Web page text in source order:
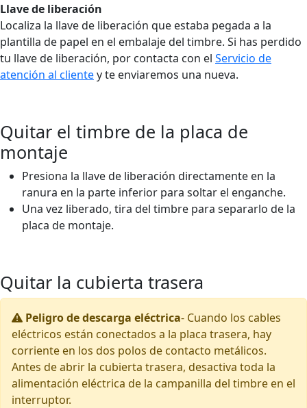
Llave de liberación
Localiza la llave de liberación que estaba pegada a la
plantilla de papel en el embalaje del timbre. Si has perdido
tu llave de liberación, por contacta con el Servicio de
atención al clientey te enviaremos una nueva.
Quitar el timbre de la placa de
montaje
Presiona la llave de liberación directamente en la
ranura en la parte inferior para soltar el enganche.
Una vez liberado, tira del timbre para separarlo de la
placa de montaje.
Quitar la cubierta trasera
Peligro de descarga eléctrica- Cuando los cables
eléctricos están conectados a la placa trasera, hay
corriente en los dos polos de contacto metálicos.
Antes de abrir la cubierta trasera, desactiva toda la
alimentación eléctrica de la campanilla del timbre en el
interruptor.